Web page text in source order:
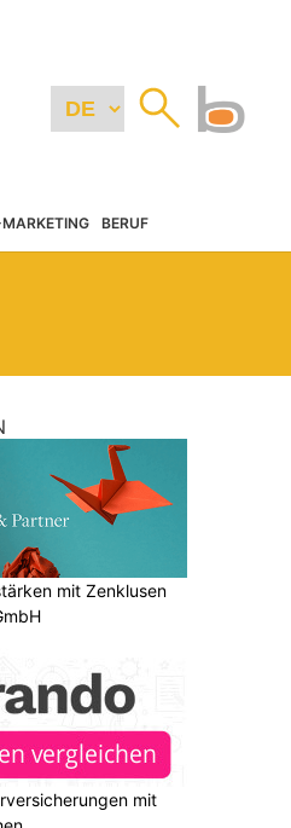
BERUF
mit Zenklusen
mit